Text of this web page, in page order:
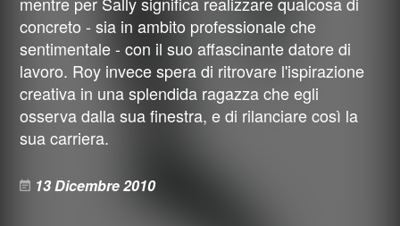
concreto - sia in ambito professionale che
sentimentale - con il suo affascinante datore di
lavoro. Roy invece spera di ritrovare l'ispirazione
creativa in una splendida ragazza che egli
osserva dalla sua finestra, e di rilanciare così la
sua carriera.
13 Dicembre 2010